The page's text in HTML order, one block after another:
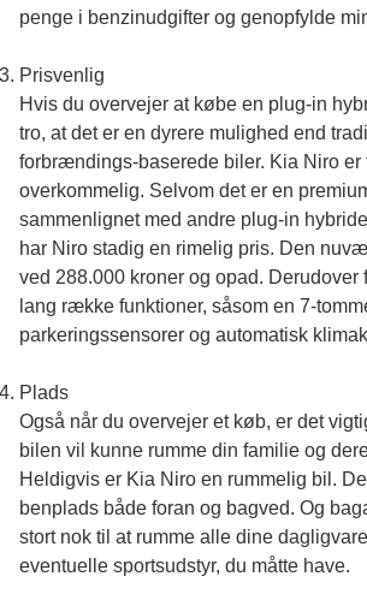
penge i benzinudgifter og genopfylde
Prisvenlig
Hvis du overvejer at købe en plug-in
tro, at det er en dyrere mulighed end
forbrændings-baserede biler. Kia Niro er
overkommelig. Selvom det er en
sammenlignet med andre plug-in
har Niro stadig en rimelig pris. Den
ved 288.000 kroner og opad. Derudover
lang række funktioner, såsom en 7-
parkeringssensorer og automatisk
Plads
Også når du overvejer et køb, er det
bilen vil kunne rumme din familie og
Heldigvis er Kia Niro en rummelig bil.
benplads både foran og bagved. Og
stort nok til at rumme alle dine
eventuelle sportsudstyr, du måtte have.